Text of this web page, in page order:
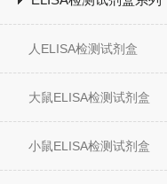
人ELISA检测试剂盒
大鼠ELISA检测试剂盒
小鼠ELISA检测试剂盒